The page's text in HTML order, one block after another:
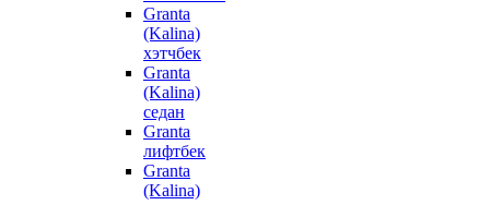
Granta
(Kalina)
хэтчбек
Granta
(Kalina)
седан
Granta
лифтбек
Granta
(Kalina)